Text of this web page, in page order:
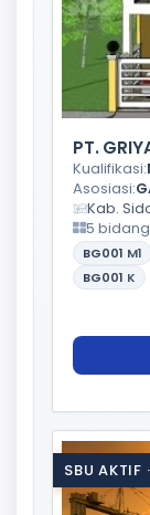
PT.
Kualifikasi:
Asosiasi:
Kab.
5 bidang
BG001 M1
BG001 K
SBU AKTIF